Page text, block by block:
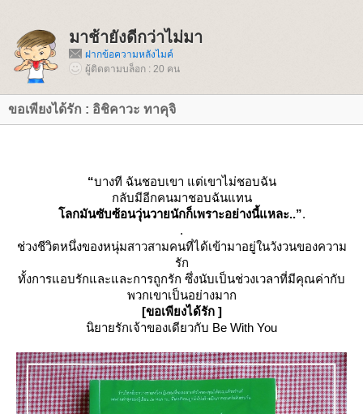
มาช้ายังดีกว่าไม่มา
ฝากข้อความหลังไมค์
ผู้ติดตามบล็อก : 20 คน
ขอเพียงได้รัก : อิชิคาวะ ทาคุจิ
“บางที ฉันชอบเขา แต่เขาไม่ชอบฉัน
กลับมีอีกคนมาชอบฉันแทน
ลกมันซับซ้อนวุ่นวายนักก็เพราะอย่างนี้แหละ..”.
.
ช่วงชีวิตหนึ่งของหนุ่มสาวสามคนที่ได้เข้ามาอยู่ในวังวนของความ
รัก
ทั้งการแอบรักและและการถูกรัก ซึ่งนับเป็นช่วงเวลาที่มีคุณค่ากับ
พวกเขาเป็นอย่างมาก
[ขอเพียงได้รัก ]
นิยายรักเจ้าของเดียวกับ Be With You